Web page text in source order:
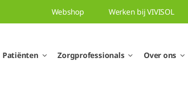
Webshop Werken bij VIVISOL
Patiënten Zorgprofessionals Over ons